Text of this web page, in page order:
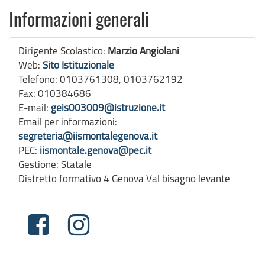
Informazioni generali
Dirigente Scolastico: Marzio Angiolani
Web: Sito Istituzionale
Telefono: 0103761308, 0103762192
Fax: 010384686
E-mail: geis003009@istruzione.it
Email per informazioni:
segreteria@iismontalegenova.it
PEC: iismontale.genova@pec.it
Gestione: Statale
Distretto formativo 4 Genova Val bisagno levante